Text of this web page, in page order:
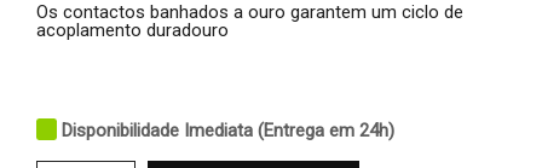
Os contactos banhados a ouro garantem um ciclo de
acoplamento duradouro
Disponibilidade Imediata (Entrega em 24h)